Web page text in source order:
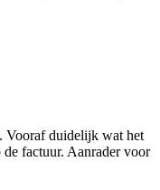
Vooraf duidelijk wat het
de factuur. Aanrader voor